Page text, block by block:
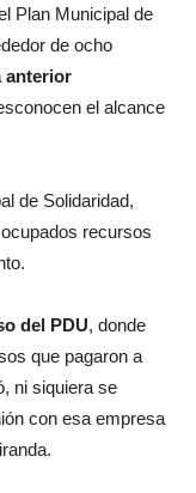
Plan Municipal de
de ocho
anterior
el alcance
de Solidaridad,
recursos
del PDU, donde
que pagaron a
ni siquiera se
con esa empresa